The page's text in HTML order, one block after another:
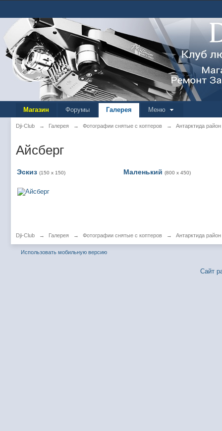
Магазин Форумы Галерея Меню
Dji-Club → Галерея → Фотографии снятые с коптеров → Антарктида
Айсберг
Эскиз (150 x 150) Маленький (800 x 450)
Dji-Club → Галерея → Фотографии снятые с коптеров → Антарктида
Использовать мобильную версию
Сайт